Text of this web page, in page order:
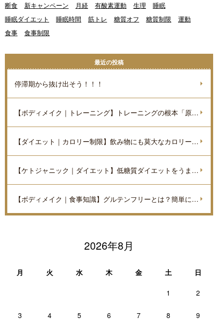
断食
新キャンペーン 月経 有酸素運動 生理
睡眠
睡眠ダイエット
睡眠時間 筋トレ 糖質オフ 糖質制限
運動
食事
食事制限
最近の投稿
停滞期から抜け出そう！！！
【ボディメイク｜トレーニング】トレーニングの根本「原理原則」を理解しよう。
【ダイエット｜カロリー制限】飲み物にも莫大なカロリーがあるのをご存知ですか？
【ケトジャニック｜ダイエット】低糖質ダイエットをうまく進めていくポイントを解説
【ボディメイク｜食事知識】グルテンフリーとは？簡単に解説
2026年8月
月 火 水 木 金 土 日
1 2
3 4 5 6 7 8 9